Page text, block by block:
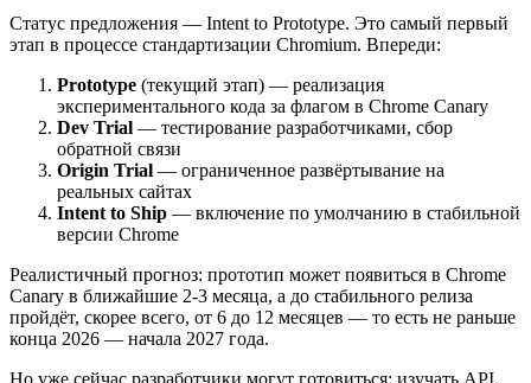
Статус предложения — Intent to Prototype. Это самый первый
этап в процессе стандартизации Chromium. Впереди:
Prototype (текущий этап) — реализация
экспериментального кода за флагом в Chrome Canary
Dev Trial — тестирование разработчиками, сбор
обратной связи
Origin Trial — ограниченное развёртывание на
реальных сайтах
Intent to Ship — включение по умолчанию в стабильной
версии Chrome
Реалистичный прогноз: прототип может появиться в Chrome
Canary в ближайшие 2-3 месяца, а до стабильного релиза
пройдёт, скорее всего, от 6 до 12 месяцев — то есть не раньше
конца 2026 — начала 2027 года.
Но уже сейчас разработчики могут готовиться: изучать API,